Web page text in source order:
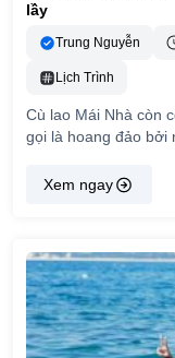
lầy
Trung Nguyễn
Lịch Trình
Cù lao Mái Nhà còn
gọi là hoang đảo bởi
Xem ngay